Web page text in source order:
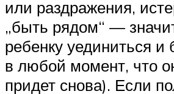
или раздражения,
„быть рядом“ —
ребенку уединиться и
в любой момент, что
придет снова). Если